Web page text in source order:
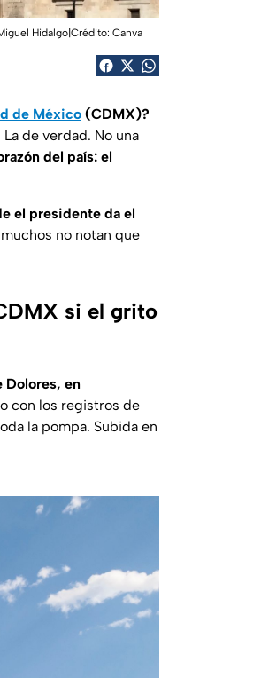
Hidalgo|Crédito: Canva
de México (CDMX)?
La de verdad. No una
del país: el
el presidente da el
no notan que
si el grito
Dolores, en
con los registros de
la pompa. Subida en